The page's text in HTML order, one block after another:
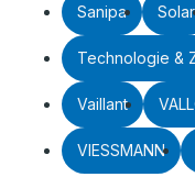
Sanipa Solar
Technologie &
Vaillant
VIESSMANN